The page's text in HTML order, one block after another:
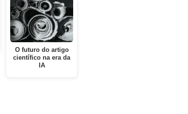
O futuro do artigo
científico na era da
IA